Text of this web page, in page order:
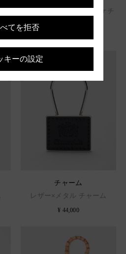
てを拒否
キーの設定
レジンとメタルのクロッケチ
チャーム
レザー×メタル チャーム
¥ 44,000